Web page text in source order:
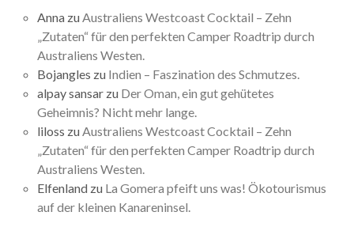
Anna zuAustraliens Westcoast Cocktail – Zehn
„Zutaten“ für den perfekten Camper Roadtrip durch
Australiens Westen.
Bojangles zu Indien – Faszination des Schmutzes.
alpay sansar zu Der Oman, ein gut gehütetes
Geheimnis? Nicht mehr lange.
liloss zuAustraliens Westcoast Cocktail – Zehn
„Zutaten“ für den perfekten Camper Roadtrip durch
Australiens Westen.
Elfenland zu La Gomera pfeift uns was! Ökotourismus
auf der kleinen Kanareninsel.